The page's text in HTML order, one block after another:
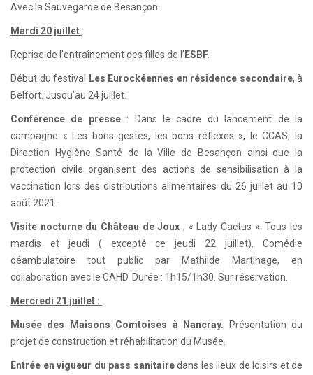
Avec la Sauvegarde de Besançon.
Mardi 20 juillet :
Reprise de l’entraînement des filles de l’ ESBF.
Début du festival Les Eurockéennes en résidence secondaire, à
Belfort. Jusqu’au 24 juillet.
Conférence de presse: Dans le cadre du lancement de la
campagne « Les bons gestes, les bons réflexes », le CCAS, la
Direction Hygiène Santé de la Ville de Besançon ainsi que la
protection civile organisent des actions de sensibilisation à la
vaccination lors des distributions alimentaires du 26 juillet au 10
août 2021.
Visite nocturne du Château de Joux ; « Lady Cactus ». Tous les
mardis et jeudi ( excepté ce jeudi 22 juillet). Comédie
déambulatoire tout public par Mathilde Martinage, en
collaboration avec le CAHD. Durée : 1h15/1h30. Sur réservation.
Mercredi 21 juillet :
Musée des Maisons Comtoises à Nancray. Présentation du
projet de construction et réhabilitation du Musée.
Entrée en vigueur du pass sanitairedans les lieux de loisirs et de